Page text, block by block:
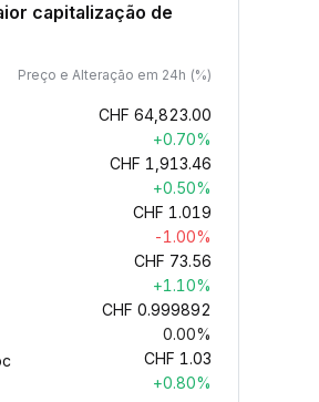
capitalização de
Preço e Alteração em 24h (%)
CHF 64,823.00
+0.70%
CHF 1,913.46
+0.50%
CHF 1.019
-1.00%
CHF 73.56
+1.10%
CHF 0.999892
0.00%
CHF 1.03
+0.80%